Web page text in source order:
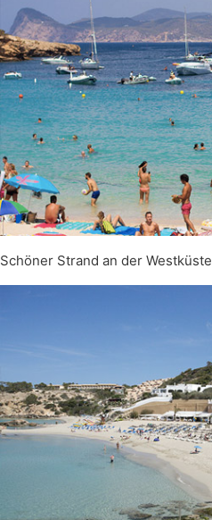
Schöner Strand an der Westküste